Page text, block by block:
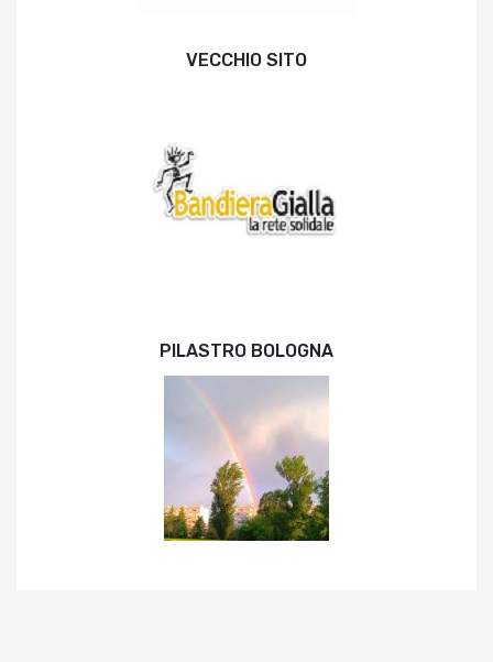
VECCHIO SITO
PILASTRO BOLOGNA